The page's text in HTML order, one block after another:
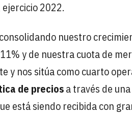
2022.
nuestro
y de nuestra cuota de
y nos sitúa como cuarto
de preciosa través de
está siendo recibida con